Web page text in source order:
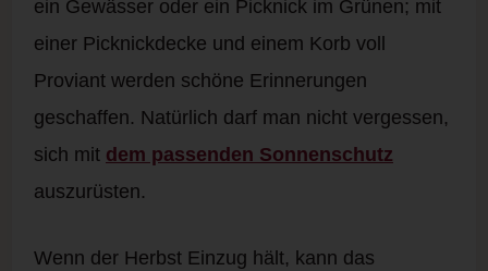
ein Gewässer oder ein Picknick im Grünen; mit
einer Picknickdecke und einem Korb voll
Proviant werden schöne Erinnerungen
geschaffen. Natürlich darf man nicht vergessen,
sich mit dem passenden Sonnenschutz
auszurüsten.
Wenn der Herbst Einzug hält, kann das